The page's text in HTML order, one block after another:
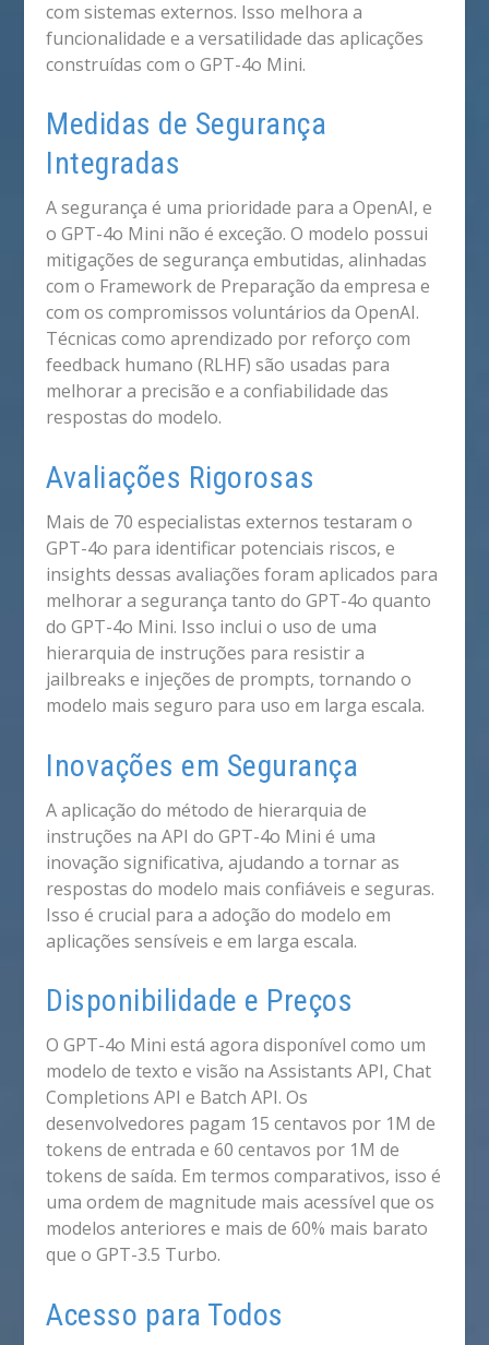
com sistemas externos. Isso melhora a
funcionalidade e a versatilidade das aplicações
construídas com o GPT-4o Mini.
Medidas de Segurança
Integradas
A segurança é uma prioridade para a OpenAI, e
o GPT-4o Mini não é exceção. O modelo possui
mitigações de segurança embutidas, alinhadas
com o Framework de Preparação da empresa e
com os compromissos voluntários da OpenAI.
Técnicas como aprendizado por reforço com
feedback humano (RLHF) são usadas para
melhorar a precisão e a confiabilidade das
respostas do modelo.
Avaliações Rigorosas
Mais de 70 especialistas externos testaram o
GPT-4o para identificar potenciais riscos, e
insights dessas avaliações foram aplicados para
melhorar a segurança tanto do GPT-4o quanto
do GPT-4o Mini. Isso inclui o uso de uma
hierarquia de instruções para resistir a
jailbreaks e injeções de prompts, tornando o
modelo mais seguro para uso em larga escala.
Inovações em Segurança
A aplicação do método de hierarquia de
instruções na API do GPT-4o Mini é uma
inovação significativa, ajudando a tornar as
respostas do modelo mais confiáveis e seguras.
Isso é crucial para a adoção do modelo em
aplicações sensíveis e em larga escala.
Disponibilidade e Preços
O GPT-4o Mini está agora disponível como um
modelo de texto e visão na Assistants API, Chat
Completions API e Batch API. Os
desenvolvedores pagam 15 centavos por 1M de
tokens de entrada e 60 centavos por 1M de
tokens de saída. Em termos comparativos, isso é
uma ordem de magnitude mais acessível que os
modelos anteriores e mais de 60% mais barato
que o GPT-3.5 Turbo.
Acesso para Todos